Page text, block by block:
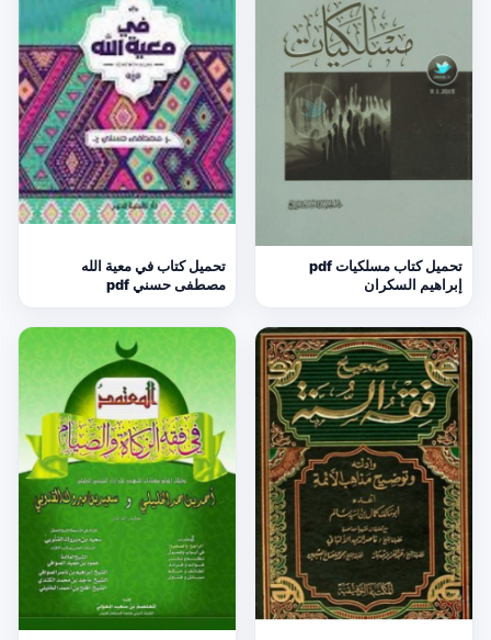
تحميل كتاب مسلكيات pdf
إبراهيم السكران
تحميل كتاب في معية الله
مصطفى حسني pdf